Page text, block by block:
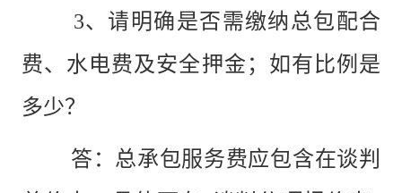
3、请明确是否需缴纳总包配合
费、水电费及安全押金；如有比例是
多少？
答： 总承包服务费应包含在谈判